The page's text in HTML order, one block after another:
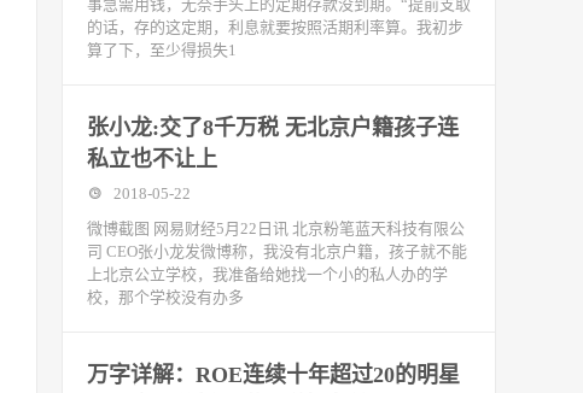
事急需用钱，无奈手头上的定期存款没到期。“提前支取
的话，存的这定期，利息就要按照活期利率算。我初步
算了下，至少得损失1
张小龙:交了8千万税 无北京户籍孩子连
私立也不让上
2018-05-22
微博截图 网易财经5月22日讯 北京粉笔蓝天科技有限公
司 CEO张小龙发微博称，我没有北京户籍，孩子就不能
上北京公立学校，我准备给她找一个小的私人办的学
校，那个学校没有办多
万字详解：ROE连续十年超过20的明星